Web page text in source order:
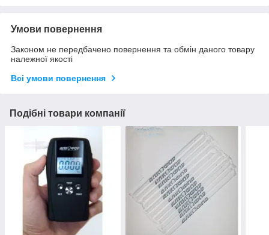
Умови повернення
Законом не передбачено повернення та обмін даного товару
належної якості
Всі умови повернення
Подібні товари компанії